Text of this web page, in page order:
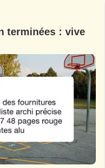
terminées : vive